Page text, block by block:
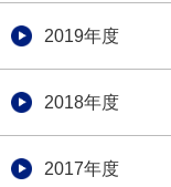
2019年度
2018年度
2017年度